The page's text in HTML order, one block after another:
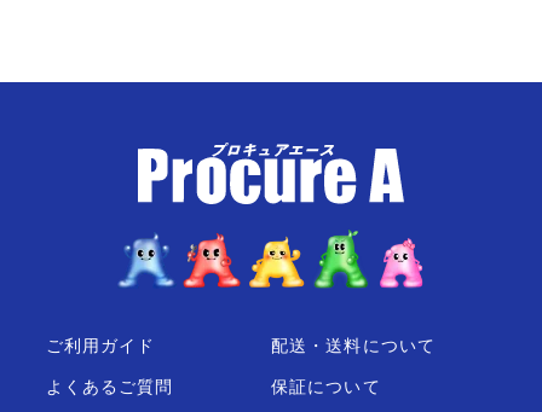
ご利用ガイド
よくあるご質問
配送・送料について
保証について